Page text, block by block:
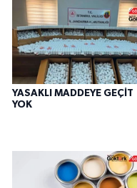
YASAKLI MADDEYE GEÇİT
YOK